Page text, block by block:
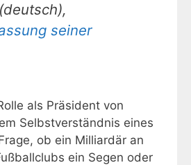
seiner
als Präsident von
Selbstverständnis eines
ob ein Milliardär an
ein Segen oder